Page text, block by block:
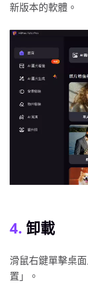
新版本的軟體。
4. 卸載
滑鼠右鍵單擊桌
置」。